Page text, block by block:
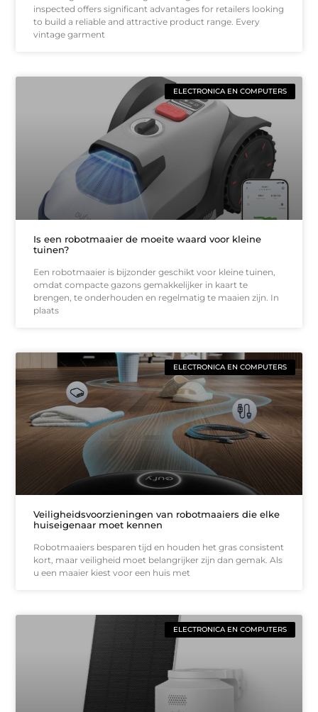
inspected offers significant advantages for retailers looking
to build a reliable and attractive product range. Every
vintage garment
ELECTRONICA EN COMPUTERS
Is een robotmaaier de moeite waard voor kleine
tuinen?
Een robotmaaier is bijzonder geschikt voor kleine tuinen,
omdat compacte gazons gemakkelijker in kaart te
brengen, te onderhouden en regelmatig te maaien zijn. In
plaats
ELECTRONICA EN COMPUTERS
Veiligheidsvoorzieningen van robotmaaiers die elke
huiseigenaar moet kennen
Robotmaaiers besparen tijd en houden het gras consistent
kort, maar veiligheid moet belangrijker zijn dan gemak. Als
u een maaier kiest voor een huis met
ELECTRONICA EN COMPUTERS